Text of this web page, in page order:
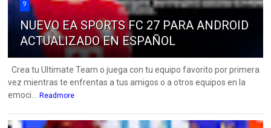
9
NUEVO EA SPORTS FC 27 PARA ANDROID
ACTUALIZADO EN ESPAÑOL
Crea tu Ultimate Team o juega con tu equipo favorito por primera
vez mientras te enfrentas a tus amigos o a otros equipos en la
emoci... Readmore